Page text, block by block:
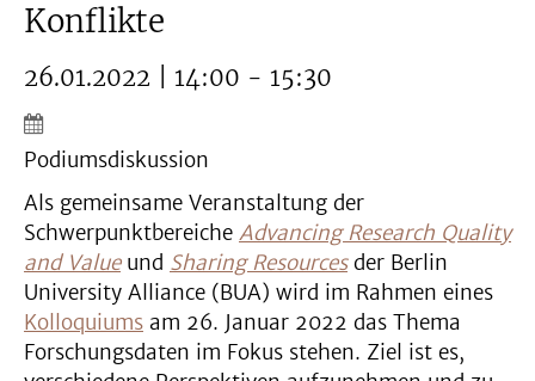
Konflikte
26.01.2022 | 14:00 - 15:30
Podiumsdiskussion
Als gemeinsame Veranstaltung der
Schwerpunktbereiche Advancing Research Quality
and Valueund Sharing Resourcesder Berlin
University Alliance (BUA) wird im Rahmen eines
Kolloquiums am 26. Januar 2022 das Thema
Forschungsdaten im Fokus stehen. Ziel ist es,